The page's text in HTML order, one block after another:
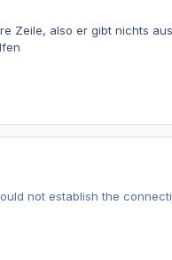
Zeile, also er gibt nichts aus
not establish the